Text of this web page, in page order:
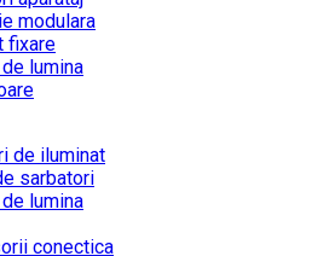
modulara
fixare
lumina
de iluminat
sarbatori
lumina
conectica